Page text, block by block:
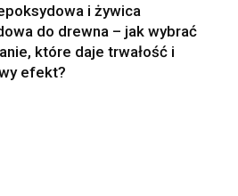
i żywica
do drewna – jak wybrać
które daje trwałość i
efekt?